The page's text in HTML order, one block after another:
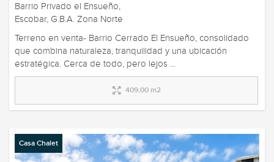
Barrio Privado el Ensueño,
Escobar, G.B.A. Zona Norte
Terreno en venta- Barrio Cerrado El Ensueño, consolidado
que combina naturaleza, tranquilidad y una ubicación
estratégica. Cerca de todo, pero lejos ...
409,00 m2
Casa Chalet